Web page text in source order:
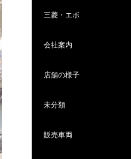
三菱・エボ
会社案内
店舗の様子
未分類
販売車両